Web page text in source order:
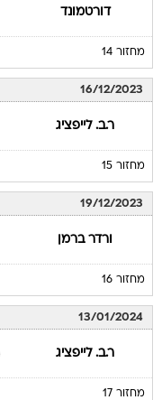
דורטמונד
מחזור 14
16/12/2023
ר.ב. לייפציג
מחזור 15
19/12/2023
ורדר ברמן
מחזור 16
13/01/2024
ר.ב. לייפציג
מחזור 17